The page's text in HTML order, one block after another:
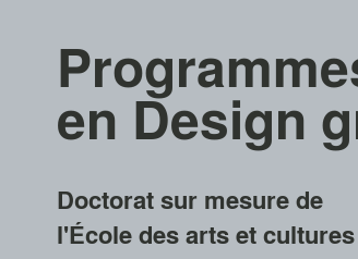
en Design
Doctorat sur mesure de
l'École des arts et cultures